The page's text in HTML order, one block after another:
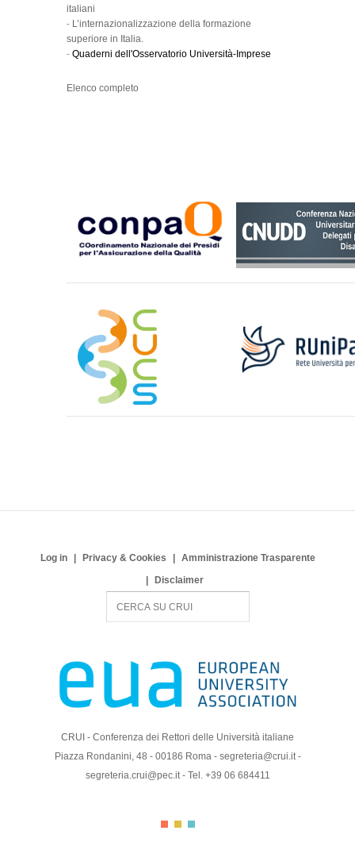
italiani
- L’internazionalizzazione della formazione
superiore in Italia.
- Quaderni dell'Osservatorio Università-Imprese
Elenco completo
Log in Privacy & Cookies
Amministrazione Trasparente
Disclaimer
c
CRUI - Conferenza dei Rettori delle Università italiane
Piazza Rondanini, 48 - 00186 Roma - segreteria@crui.it -
segreteria.crui@pec.it - Tel. +39 06 684411